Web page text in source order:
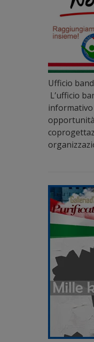
Ufficio
L’ufficio
informativo